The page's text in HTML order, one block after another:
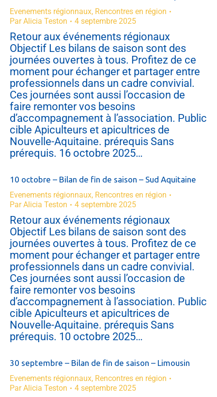
Evenements régionnaux, Rencontres en région
ParAlicia Teston 4 septembre 2025
Retour aux événements régionaux
Objectif Les bilans de saison sont des
journées ouvertes à tous. Profitez de ce
moment pour échanger et partager entre
professionnels dans un cadre convivial.
Ces journées sont aussi l’occasion de
faire remonter vos besoins
d’accompagnement à l’association. Public
cible Apiculteurs et apicultrices de
Nouvelle-Aquitaine. prérequis Sans
prérequis. 16 octobre 2025…
10 octobre – Bilan de fin de saison – Sud Aquitaine
Evenements régionnaux, Rencontres en région
ParAlicia Teston 4 septembre 2025
Retour aux événements régionaux
Objectif Les bilans de saison sont des
journées ouvertes à tous. Profitez de ce
moment pour échanger et partager entre
professionnels dans un cadre convivial.
Ces journées sont aussi l’occasion de
faire remonter vos besoins
d’accompagnement à l’association. Public
cible Apiculteurs et apicultrices de
Nouvelle-Aquitaine. prérequis Sans
prérequis. 10 octobre 2025…
30 septembre – Bilan de fin de saison – Limousin
Evenements régionnaux, Rencontres en région
ParAlicia Teston 4 septembre 2025